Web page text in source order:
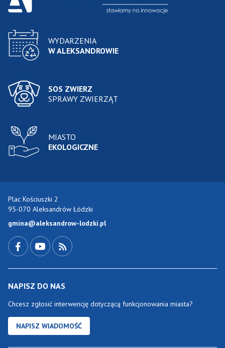
WYDARZENIA
W ALEKSANDROWIE
SOS ZWIERZ
SPRAWY ZWIERZĄT
MIASTO
EKOLOGICZNE
Plac Kościuszki 2
95-070 Aleksandrów Łódzki
gmina@aleksandrow-lodzki.pl
NAPISZ DO NAS
Chcesz zgłosić interwencję dotyczącą funkcjonowania miasta?
NAPISZ WIADOMOŚĆ